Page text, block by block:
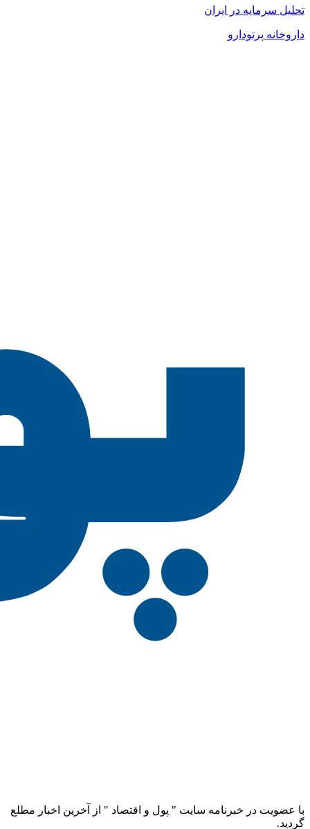
تحلیل سرمایه در ایران
داروخانه پرتودارو
با عضویت در خبرنامه سایت " پول و اقتصاد " از آخرین اخبار مطلع
گردید.